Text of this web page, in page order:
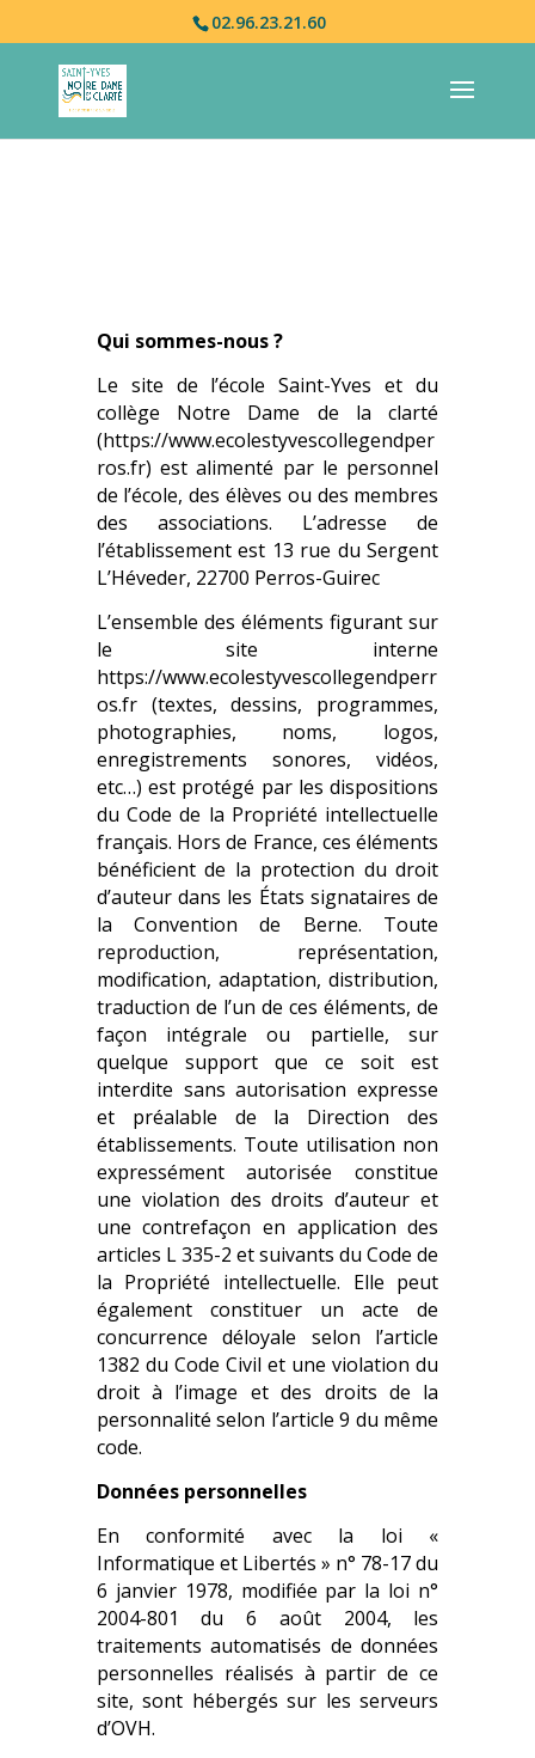
02.96.23.21.60
Qui sommes-nous ?
Le site de l’école Saint-Yves et du
collège Notre Dame de la clarté
(https://www.ecolestyvescollegendper
ros.fr) est alimenté par le personnel
de l’école, des élèves ou des membres
des associations. L’adresse de
l’établissement est 13 rue du Sergent
L’Héveder, 22700 Perros-Guirec
L’ensemble des éléments figurant sur
le site interne
https://www.ecolestyvescollegendperr
os.fr (textes, dessins, programmes,
photographies, noms, logos,
enregistrements sonores, vidéos,
etc…) est protégé par les dispositions
du Code de la Propriété intellectuelle
français. Hors de France, ces éléments
bénéficient de la protection du droit
d’auteur dans les États signataires de
la Convention de Berne. Toute
reproduction, représentation,
modification, adaptation, distribution,
traduction de l’un de ces éléments, de
façon intégrale ou partielle, sur
quelque support que ce soit est
interdite sans autorisation expresse
et préalable de la Direction des
établissements. Toute utilisation non
expressément autorisée constitue
une violation des droits d’auteur et
une contrefaçon en application des
articles L 335-2 et suivants du Code de
la Propriété intellectuelle. Elle peut
également constituer un acte de
concurrence déloyale selon l’article
1382 du Code Civil et une violation du
droit à l’image et des droits de la
personnalité selon l’article 9 du même
code.
Données personnelles
En conformité avec la loi «
Informatique et Libertés » n° 78-17 du
6 janvier 1978, modifiée par la loi n°
2004-801 du 6 août 2004, les
traitements automatisés de données
personnelles réalisés à partir de ce
site, sont hébergés sur les serveurs
d’OVH.